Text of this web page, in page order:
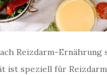
Reizdarm-
ist speziell für